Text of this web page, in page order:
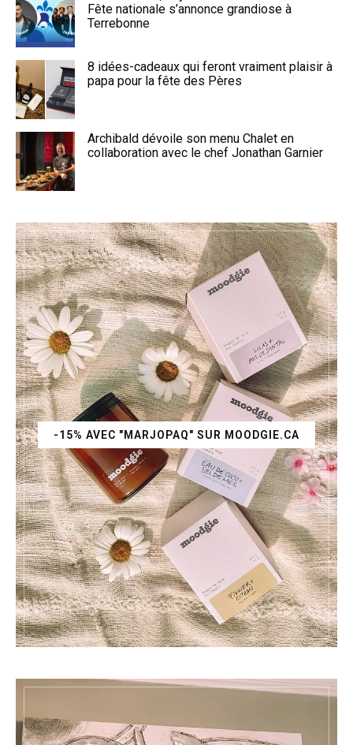
Fête nationale s’annonce grandiose à
Terrebonne
8 idées-cadeaux qui feront vraiment plaisir à
papa pour la fête des Pères
Archibald dévoile son menu Chalet en
collaboration avec le chef Jonathan Garnier
-15% AVEC "MARJOPAQ" SUR MOODGIE.CA